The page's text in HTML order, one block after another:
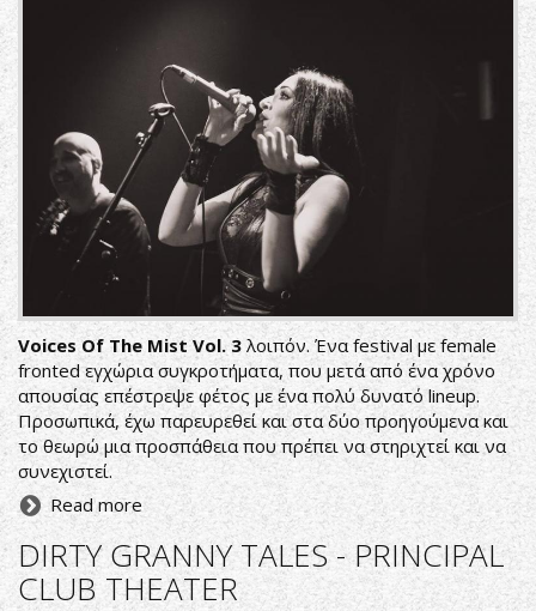
Voices Of The Mist Vol. 3 λοιπόν. Ένα festival με female
fronted εγχώρια συγκροτήματα, που μετά από ένα χρόνο
απουσίας επέστρεψε φέτος με ένα πολύ δυνατό lineup.
Προσωπικά, έχω παρευρεθεί και στα δύο προηγούμενα και
το θεωρώ μια προσπάθεια που πρέπει να στηριχτεί και να
συνεχιστεί.
Read more
DIRTY GRANNY TALES - PRINCIPAL
CLUB THEATER